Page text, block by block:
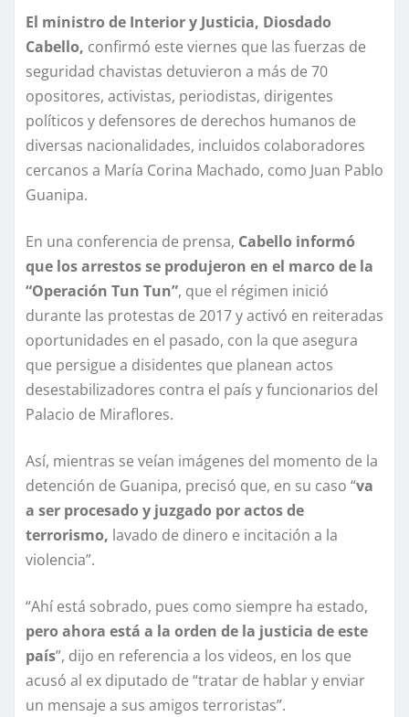
El ministro de Interior y Justicia, Diosdado
Cabello, confirmó este viernes que las fuerzas de
seguridad chavistas detuvieron a más de 70
opositores, activistas, periodistas, dirigentes
políticos y defensores de derechos humanos de
diversas nacionalidades, incluidos colaboradores
cercanos a María Corina Machado, como Juan Pablo
Guanipa.
En una conferencia de prensa, Cabello informó
que los arrestos se produjeron en el marco de la
“Operación Tun Tun”, que el régimen inició
durante las protestas de 2017 y activó en reiteradas
oportunidades en el pasado, con la que asegura
que persigue a disidentes que planean actos
desestabilizadores contra el país y funcionarios del
Palacio de Miraflores.
Así, mientras se veían imágenes del momento de la
detención de Guanipa, precisó que, en su caso “va
a ser procesado y juzgado por actos de
terrorismo, lavado de dinero e incitación a la
violencia”.
“Ahí está sobrado, pues como siempre ha estado,
pero ahora está a la orden de la justicia de este
país”, dijo en referencia a los videos, en los que
acusó al ex diputado de “tratar de hablar y enviar
un mensaje a sus amigos terroristas”.